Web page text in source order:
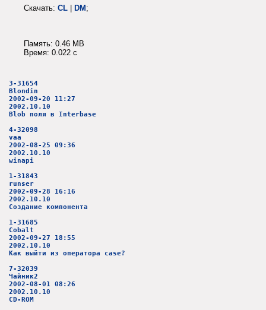
Скачать: CL | DM;
Память: 0.46 MB
Время: 0.022 c
3-31654
Blondin
2002-09-20 11:27
2002.10.10
Blob поля в Interbase
4-32098
vaa
2002-08-25 09:36
2002.10.10
winapi
1-31843
runser
2002-09-28 16:16
2002.10.10
Создание компонента
1-31685
Cobalt
2002-09-27 18:55
2002.10.10
Как выйти из оператора case?
7-32039
Чайник2
2002-08-01 08:26
2002.10.10
CD-ROM